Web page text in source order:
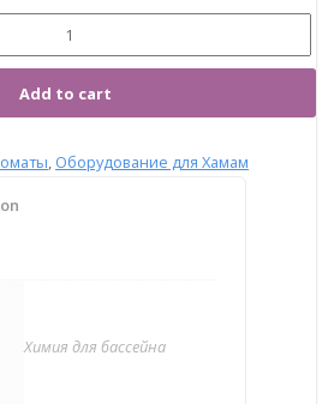
Add to cart
, Оборудование для Хамам
Химия для бассейна